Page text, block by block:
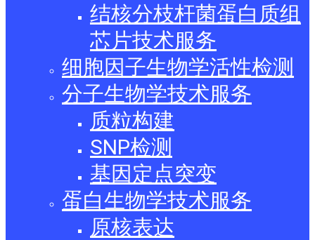
结核分枝杆菌蛋白质组
芯片技术服务
细胞因子生物学活性检测
分子生物学技术服务
质粒构建
SNP检测
基因定点突变
蛋白生物学技术服务
原核表达